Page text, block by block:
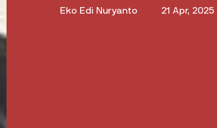
Eko Edi Nuryanto 21 Apr, 2025